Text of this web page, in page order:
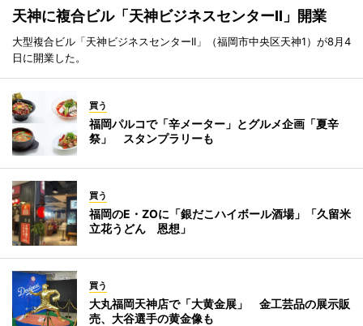
天神に複合ビル「天神ビジネスセンターII」開業
大型複合ビル「天神ビジネスセンターII」（福岡市中央区天神1）が8月4
日に開業した。
買う
福岡パルコで「辛メーター」とグルメ企画「夏辛
祭」 スタンプラリーも
買う
福岡のE・ZOに「銀だこハイボール酒場」「久留米
立花うどん 恩想」
買う
大丸福岡天神店で「大黄金展」 金工芸品の展示販
売、大谷選手の黄金像も